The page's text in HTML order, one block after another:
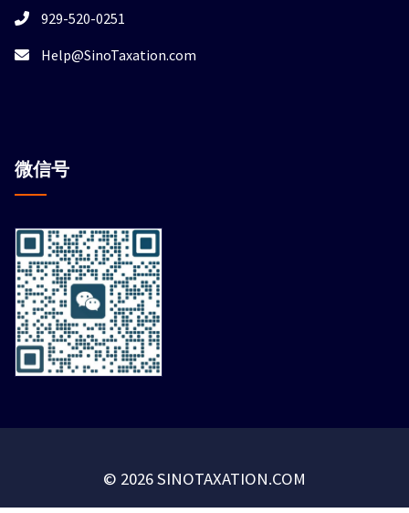
929-520-0251
Help@SinoTaxation.com
微信号
© 2026 SINOTAXATION.COM